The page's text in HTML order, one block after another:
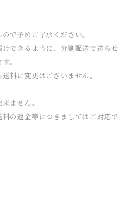
で予めご了承ください。
できるように、分割配送で送らせ
。
料に変更はございません。
ません。
の返金等につきましてはご対応で